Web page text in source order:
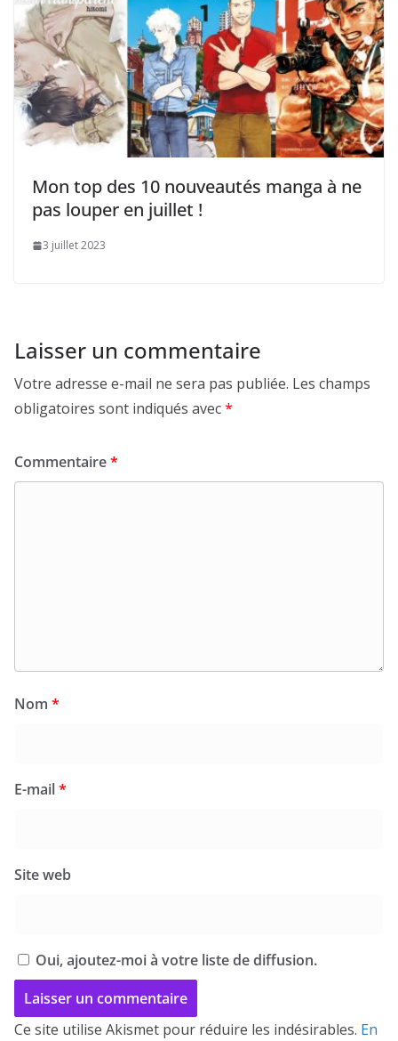
Mon top des 10 nouveautés manga à ne
pas louper en juillet !
3 juillet 2023
Laisser un commentaire
Votre adresse e-mail ne sera pas publiée. Les champs
obligatoires sont indiqués avec*
Commentaire*
Nom *
E-mail*
Site web
Oui, ajoutez-moi à votre liste de diffusion.
Ce site utilise Akismet pour réduire les indésirables. En